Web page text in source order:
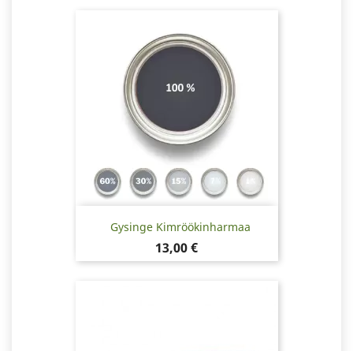
Gysinge Kimröökinharmaa
Hinta
13,00 €